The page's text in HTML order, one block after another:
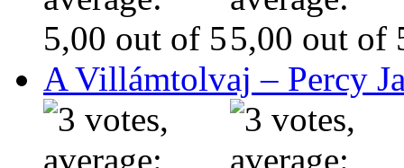
A Villámtolvaj – Percy